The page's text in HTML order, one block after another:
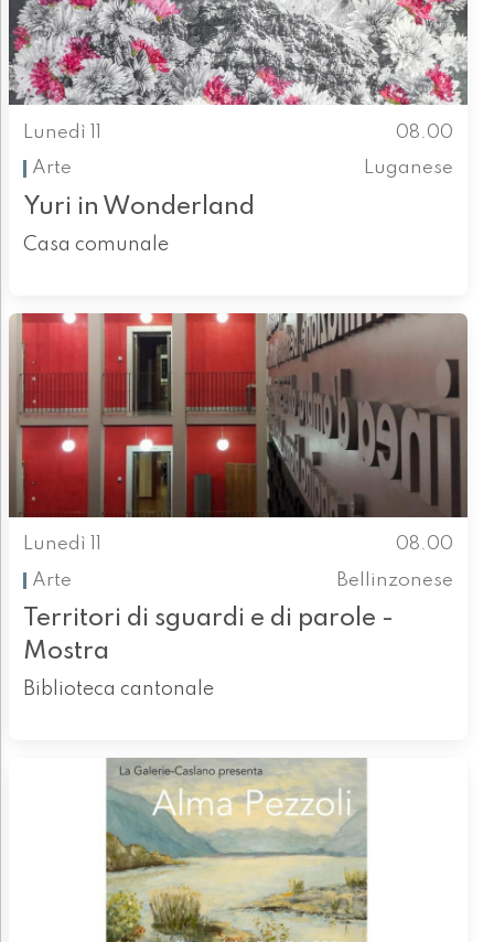
Lunedì 11
08.00
Arte
Luganese
Yuri in Wonderland
Casa comunale
Lunedì 11
08.00
Arte
Bellinzonese
Territori di sguardi e di parole -
Mostra
Biblioteca cantonale